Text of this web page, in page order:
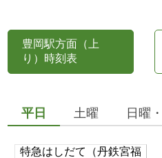
豊岡駅方面（上
り）時刻表
平日 土曜 日曜
特急はしだて（丹鉄宮福